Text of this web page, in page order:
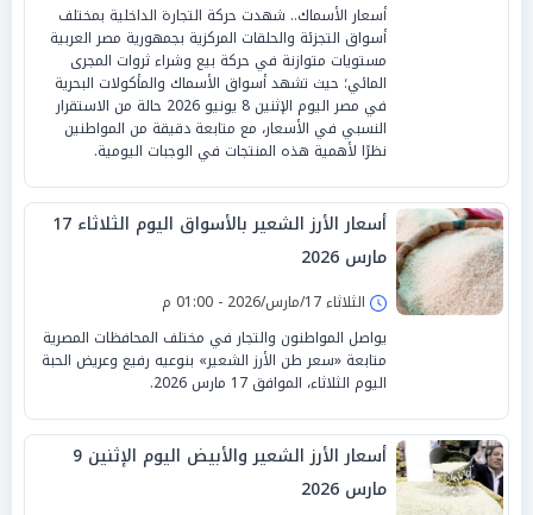
أسعار الأسماك.. شهدت حركة التجارة الداخلية بمختلف
أسواق التجزئة والحلقات المركزية بجمهورية مصر العربية
مستويات متوازنة في حركة بيع وشراء ثروات المجرى
المائي؛ حيث تشهد أسواق الأسماك والمأكولات البحرية
في مصر اليوم الإثنين 8 يونيو 2026 حالة من الاستقرار
النسبي في الأسعار، مع متابعة دقيقة من المواطنين
نظرًا لأهمية هذه المنتجات في الوجبات اليومية.
أسعار الأرز الشعير بالأسواق اليوم الثلاثاء 17
مارس 2026
الثلاثاء 17/مارس/2026 - 01:00 م
يواصل المواطنون والتجار في مختلف المحافظات المصرية
متابعة «سعر طن الأرز الشعير» بنوعيه رفيع وعريض الحبة
اليوم الثلاثاء، الموافق 17 مارس 2026.
أسعار الأرز الشعير والأبيض اليوم الإثنين 9
مارس 2026